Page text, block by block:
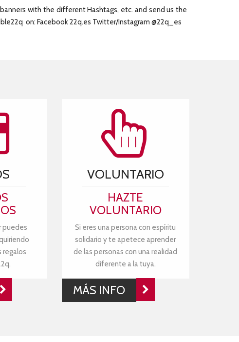
with the different Hashtags, etc. and send us the
on: Facebook 22q.es Twitter/Instagram @22q_es
puedes
regalos
VOLUNTARIO
HAZTE
VOLUNTARIO
Si eres una persona con espíritu
solidario y te apetece aprender
de las personas con una realidad
diferente a la tuya.
MÁS INFO